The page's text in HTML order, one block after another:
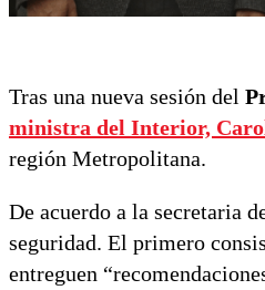
Tras una nueva sesión del
ministra del Interior,
región Metropolitana.
De acuerdo a la secretaria
seguridad. El primero
entreguen